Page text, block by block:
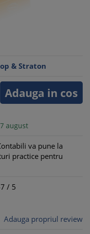
& Straton
Adauga in cos
august
va pune la
practice pentru
/ 5
Adauga propriul review